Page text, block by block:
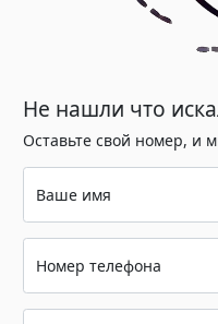
Не нашли что
Оставьте свой номер, и
Ваше имя
Номер телефона